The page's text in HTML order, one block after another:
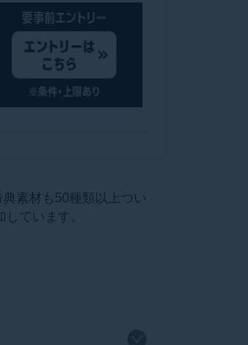
素材も50種類以上つい
ています。